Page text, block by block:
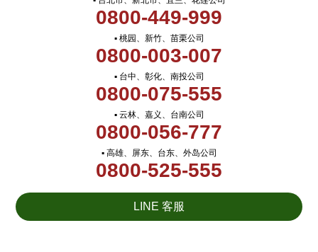
0800-449-999
▪ 桃园、新竹、苗栗公司
0800-003-007
▪ 台中、彰化、南投公司
0800-075-555
▪ 云林、嘉义、台南公司
0800-056-777
▪ 高雄、屏东、台东、外岛公司
0800-525-555
LINE 客服